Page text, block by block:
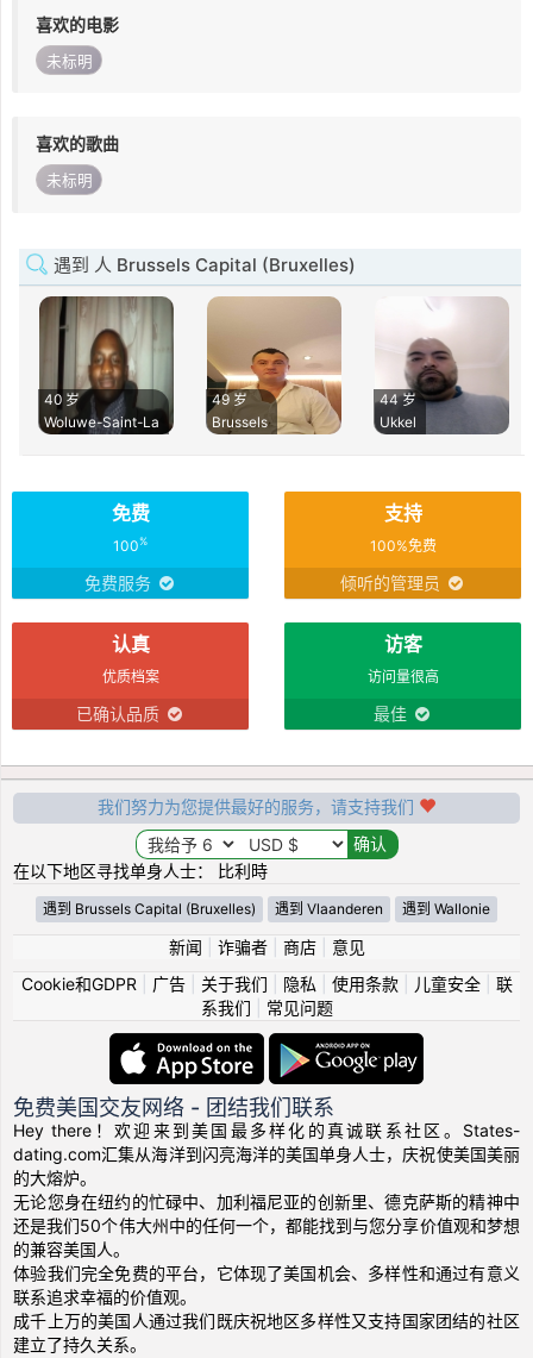
喜欢的电影
未标明
喜欢的歌曲
未标明
遇到 人 Brussels Capital (Bruxelles)
40 岁
Woluwe-Saint-La
49 岁
Brussels
44 岁
Ukkel
免费
100%
免费服务
支持
100%免费
倾听的管理员
认真
优质档案
已确认品质
访客
访问量很高
最佳
我们努力为您提供最好的服务，请支持我们
在以下地区寻找单身人士： 比利時
遇到 Brussels Capital (Bruxelles) 遇到 Vlaanderen 遇到 Wallonie
新闻 诈骗者| 商店| 意见
Cookie和GDPR
广告| 关于我们 隐私 使用条款| 儿童安全| 联
系我们
常见问题
免费美国交友网络 - 团结我们联系
Hey there！欢迎来到美国最多样化的真诚联系社区。States-
dating.com汇集从海洋到闪亮海洋的美国单身人士，庆祝使美国美丽
的大熔炉。
无论您身在纽约的忙碌中、加利福尼亚的创新里、德克萨斯的精神中
还是我们50个伟大州中的任何一个，都能找到与您分享价值观和梦想
的兼容美国人。
体验我们完全免费的平台，它体现了美国机会、多样性和通过有意义
联系追求幸福的价值观。
成千上万的美国人通过我们既庆祝地区多样性又支持国家团结的社区
建立了持久关系。